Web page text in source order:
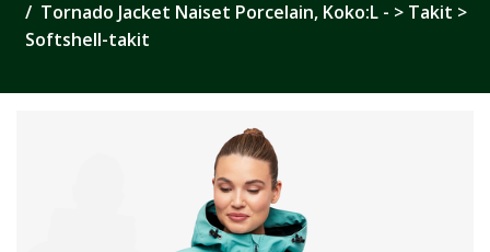
Tornado Jacket Naiset Porcelain, Koko:L - > Takit >
Softshell-takit